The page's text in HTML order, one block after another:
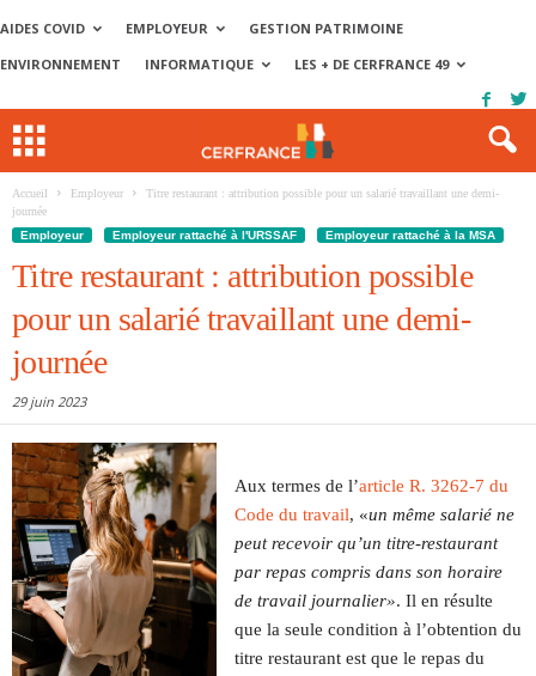
AIDES COVID EMPLOYEUR
GESTION PATRIMOINE
ENVIRONNEMENT
INFORMATIQUE LES + DE CERFRANCE 49
Accueil Employeur
Titre restaurant : attribution possible pour un salarié travaillant une demi-
journée
Employeur
Employeur rattaché à l'URSSAF Employeur rattaché à la MSA
Titre restaurant : attribution possible
pour un salarié travaillant une demi-
journée
29 juin 2023
Aux termes de l’article R. 3262-7 du
Code du travail, «un même salarié ne
peut recevoir qu’un titre-restaurant
par repas compris dans son horaire
de travail journalier». Il en résulte
que la seule condition à l’obtention du
titre restaurant est que le repas du